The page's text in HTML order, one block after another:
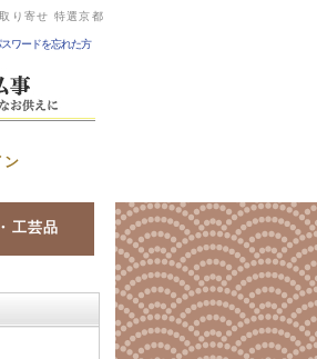
り寄せ 特選京都
スワードを忘れた方
ン
工芸品